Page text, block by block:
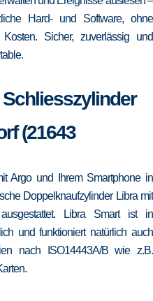
Hard- und Software, ohne
Kosten. Sicher, zuverlässig und
(21643
Argo und Ihrem Smartphone in
Doppelknaufzylinder Libra mit
ausgestattet. Libra Smart ist in
und funktioniert natürlich auch
nach ISO14443A/B wie z.B.